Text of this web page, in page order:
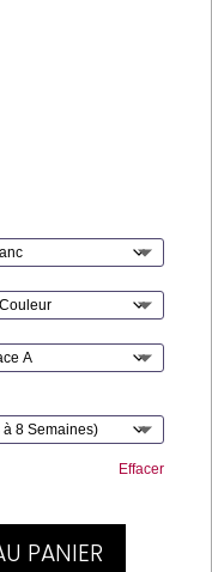
Effacer
PANIER